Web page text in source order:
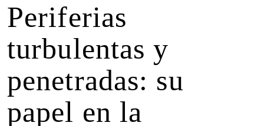
Periferias
turbulentas y
penetradas: su
papel en la